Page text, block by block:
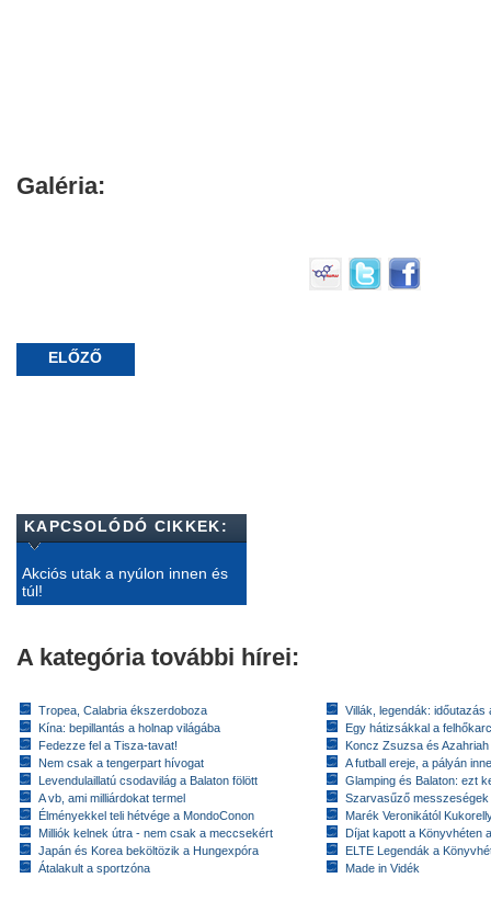
Galéria:
ELŐZŐ
KAPCSOLÓDÓ CIKKEK:
Akciós utak a nyúlon innen és
túl!
A kategória további hírei:
Tropea, Calabria ékszerdoboza
Kína: bepillantás a holnap világába
Fedezze fel a Tisza-tavat!
Nem csak a tengerpart hívogat
Levendulaillatú csodavilág a Balaton fölött
A vb, ami milliárdokat termel
Élményekkel teli hétvége a MondoConon
Milliók kelnek útra - nem csak a meccsekért
Japán és Korea beköltözik a Hungexpóra
Átalakult a sportzóna
Villák, legendák: időutazás
Egy hátizsákkal a
Koncz Zsuzsa és
A futball ereje, a pályán
Glamping és Balaton: ezt
Szarvasűző messzeségek
Marék Veronikától
Díjat kapott a Könyvhéten
ELTE Legendák a
Made in Vidék